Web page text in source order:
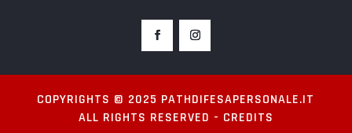
COPYRIGHTS © 2025 PATHDIFESAPERSONALE.IT
ALL RIGHTS RESERVED - CREDITS